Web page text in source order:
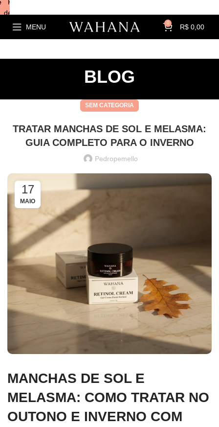
MENU 0 R$ 0,00
BLOG
SEM CATEGORIA
TRATAR MANCHAS DE SOL E MELASMA:
GUIA COMPLETO PARA O INVERNO
Pedropemello
17
MAIO
MANCHAS DE SOL E
MELASMA: COMO TRATAR NO
OUTONO E INVERNO COM
Kits com
descontos!